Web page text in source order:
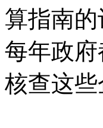
算指南
每年政
核查这